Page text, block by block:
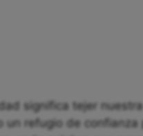
significa tejer
un refugio de